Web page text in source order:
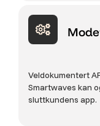
Veldokumentert
Smartwaves kan
sluttkundens app.